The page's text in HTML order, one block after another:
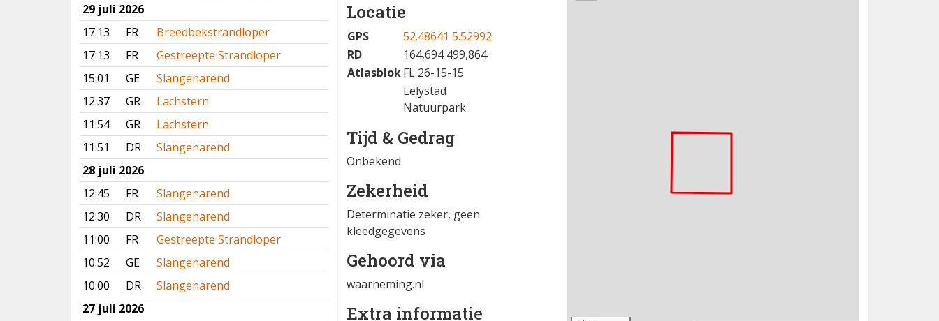
29 juli 2026
17:13
FR
Breedbekstrandloper
17:13
FR
Gestreepte Strandloper
15:01
GE
Slangenarend
12:37
GR
Lachstern
11:54
GR
Lachstern
11:51
DR
Slangenarend
28 juli 2026
12:45
FR
Slangenarend
12:30
DR
Slangenarend
11:00
FR
Gestreepte Strandloper
10:52
GE
Slangenarend
10:00
DR
Slangenarend
27 juli 2026
Locatie
GPS
52.48641 5.52992
RD
164,694 499,864
AtlasblokFL 26-15-15
Lelystad
Natuurpark
Tijd & Gedrag
Onbekend
Zekerheid
Determinatie zeker, geen
kleedgegevens
Gehoord via
waarneming.nl
Extra informatie